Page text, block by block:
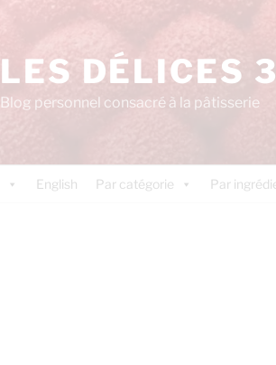
LES DÉLICES
Blog personnel consacré à la pâtisserie
English Par catégorie Par